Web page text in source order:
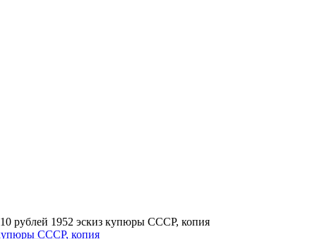
10 рублей 1952 эскиз купюры СССР, копия